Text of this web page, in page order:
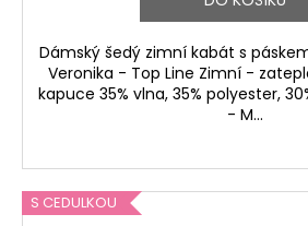
Dámský šedý zimní kabát s
Veronika - Top Line Zimní -
kapuce 35% vlna, 35% polyester,
- M...
S CEDULKOU